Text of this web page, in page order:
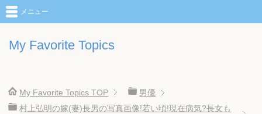
My Favorite Topics
メニュー
My Favorite Topics TOP
男優
村上弘明の嫁(妻)長男の写真画像!若い頃!現在病気?長女も